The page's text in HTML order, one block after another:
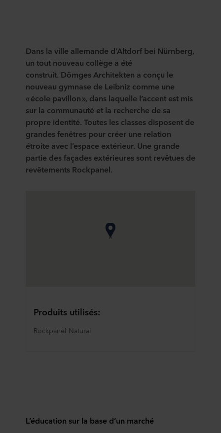
Dans la ville allemande d’Altdorf bei Nürnberg,
un tout nouveau collège a été
construit. Dömges Architekten a conçu le
nouveau gymnase de Leibniz comme une
« école pavillon », dans laquelle l’accent est mis
sur la communauté et la recherche de sa
propre identité. Toutes les classes disposent de
grandes fenêtres pour créer une relation
étroite avec l’espace extérieur. Une grande
partie des façades extérieures sont revêtues de
revêtements Rockpanel.
Produits utilisés:
Rockpanel Natural
L’éducation sur la base d’un marché